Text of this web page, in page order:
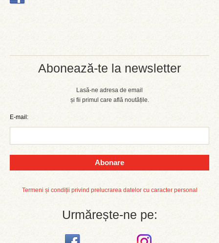
Abonează-te la newsletter
Lasă-ne adresa de email
și fii primul care află noutățile.
E-mail:
Abonare
Termeni și condiții privind prelucrarea datelor cu caracter personal
Urmărește-ne pe: